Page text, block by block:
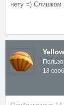
нету =) Слишком
13